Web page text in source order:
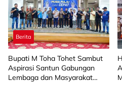
Berita
Bupati M Toha Tohet Sambut
Aspirasi Santun Gabungan
Lembaga dan Masyarakat